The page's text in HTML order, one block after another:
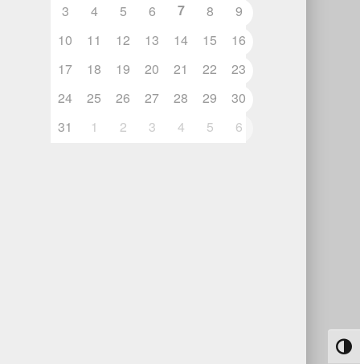
3
4 5 6 7 8
9
10
11 12 13 14 15
16
17
18 19 20 21 22
23
24
25 26 27 28 29
30
31
1 2 3 4 5 6